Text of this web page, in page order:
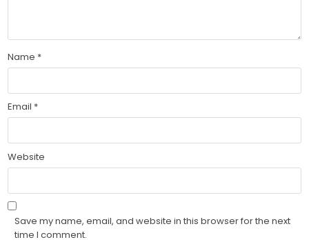
Name *
Email *
Website
Save my name, email, and website in this browser for the next
time I comment.